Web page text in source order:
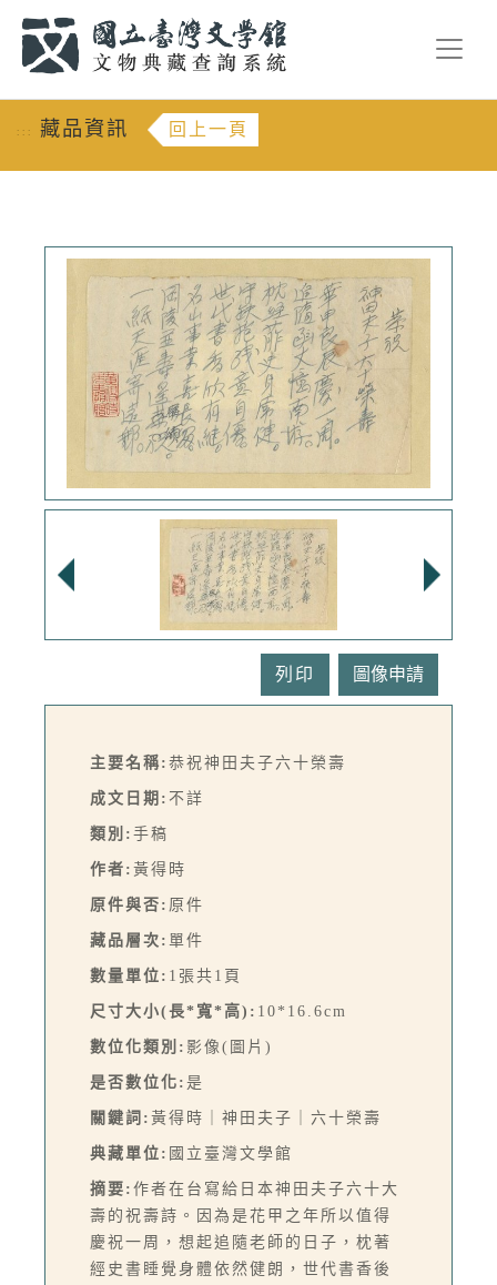
::: 藏品資訊 回上一頁
列印
主要名稱: 恭祝神田夫子六十榮壽
成文日期: 不詳
類別: 手稿
作者: 黃得時
原件與否: 原件
藏品層次: 單件
數量單位: 1張共1頁
尺寸大小(長*寬*高): 10*16.6cm
數位化類別: 影像(圖片)
是否數位化: 是
關鍵詞: 黃得時｜神田夫子｜六十榮壽
典藏單位: 國立臺灣文學館
摘要: 作者在台寫給日本神田夫子六十大
壽的祝壽詩。因為是花甲之年所以值得
慶祝一周，想起追隨老師的日子，枕著
經史書睡覺身體依然健朗，世代書香後